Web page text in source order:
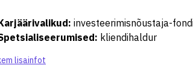
: investeerimisnõustaja-
: kliendihaldur
lisainfot